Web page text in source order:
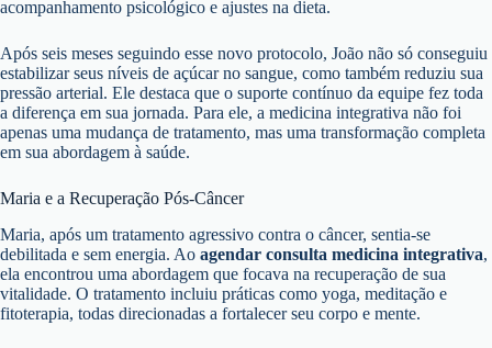
acompanhamento psicológico e ajustes na dieta.
Após seis meses seguindo esse novo protocolo, João não só conseguiu
estabilizar seus níveis de açúcar no sangue, como também reduziu sua
pressão arterial. Ele destaca que o suporte contínuo da equipe fez toda
a diferença em sua jornada. Para ele, a medicina integrativa não foi
apenas uma mudança de tratamento, mas uma transformação completa
em sua abordagem à saúde.
Maria e a Recuperação Pós-Câncer
Maria, após um tratamento agressivo contra o câncer, sentia-se
debilitada e sem energia. Ao agendar consulta medicina integrativa,
ela encontrou uma abordagem que focava na recuperação de sua
vitalidade. O tratamento incluiu práticas como yoga, meditação e
fitoterapia, todas direcionadas a fortalecer seu corpo e mente.